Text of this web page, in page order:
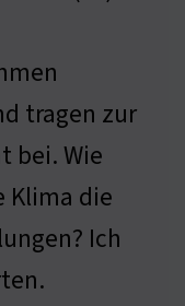
tragen zur
bei. Wie
Klima die
Ich